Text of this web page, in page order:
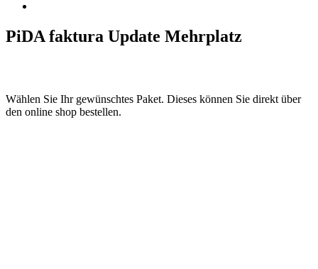
PiDA faktura Update Mehrplatz
Wählen Sie Ihr gewünschtes Paket. Dieses können Sie direkt über
den online shop bestellen.